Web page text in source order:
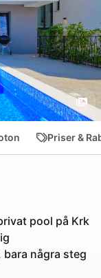
Priser &
pool på Krk
några steg